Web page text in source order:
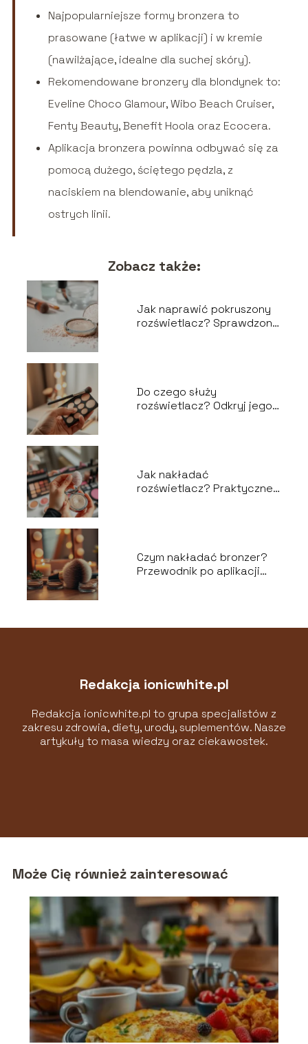
Najpopularniejsze formy bronzera to
prasowane (łatwe w aplikacji) i w kremie
(nawilżające, idealne dla suchej skóry).
Rekomendowane bronzery dla blondynek to:
Eveline Choco Glamour, Wibo Beach Cruiser,
Fenty Beauty, Benefit Hoola oraz Ecocera.
Aplikacja bronzera powinna odbywać się za
pomocą dużego, ściętego pędzla, z
naciskiem na blendowanie, aby uniknąć
ostrych linii.
Zobacz także:
Jak naprawić pokruszony
rozświetlacz? Sprawdzone
Do czego służy
rozświetlacz? Odkryj jego
Jak nakładać
rozświetlacz? Praktyczne
Czym nakładać bronzer?
Przewodnik po aplikacji
Redakcja ionicwhite.pl
Redakcja ionicwhite.pl to grupa specjalistów z
zakresu zdrowia, diety, urody, suplementów. Nasze
artykuły to masa wiedzy oraz ciekawostek.
Może Cię również zainteresować